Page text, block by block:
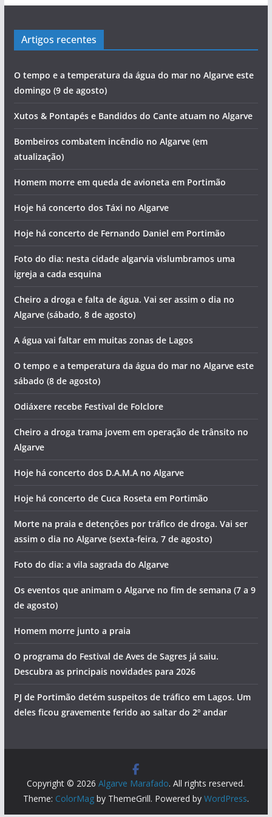
Artigos recentes
O tempo e a temperatura da água do mar no Algarve este
domingo (9 de agosto)
Xutos & Pontapés e Bandidos do Cante atuam no Algarve
Bombeiros combatem incêndio no Algarve (em
atualização)
Homem morre em queda de avioneta em Portimão
Hoje há concerto dos Táxi no Algarve
Hoje há concerto de Fernando Daniel em Portimão
Foto do dia: nesta cidade algarvia vislumbramos uma
igreja a cada esquina
Cheiro a droga e falta de água. Vai ser assim o dia no
Algarve (sábado, 8 de agosto)
A água vai faltar em muitas zonas de Lagos
O tempo e a temperatura da água do mar no Algarve este
sábado (8 de agosto)
Odiáxere recebe Festival de Folclore
Cheiro a droga trama jovem em operação de trânsito no
Algarve
Hoje há concerto dos D.A.M.A no Algarve
Hoje há concerto de Cuca Roseta em Portimão
Morte na praia e detenções por tráfico de droga. Vai ser
assim o dia no Algarve (sexta-feira, 7 de agosto)
Foto do dia: a vila sagrada do Algarve
Os eventos que animam o Algarve no fim de semana (7 a 9
de agosto)
Homem morre junto a praia
O programa do Festival de Aves de Sagres já saiu.
Descubra as principais novidades para 2026
PJ de Portimão detém suspeitos de tráfico em Lagos. Um
deles ficou gravemente ferido ao saltar do 2º andar
Copyright © 2026Algarve Marafado. All rights reserved.
Theme: ColorMagby ThemeGrill. Powered by WordPress.